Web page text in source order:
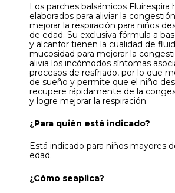
Los parches balsámicos Fluirespira
elaborados para aliviar la
mejorar la respiración para niños
de edad. Su exclusiva fórmula a
y alcanfor tienen la cualidad de
mucosidad para mejorar la
alivia los incómodos síntomas
procesos de resfriado, por lo que
de sueño y permite que el niño
recupere rápidamente de la
y logre mejorar la respiración.
¿Para quién está indicado?
Está indicado para niños mayores
edad.
¿Cómo seaplica?